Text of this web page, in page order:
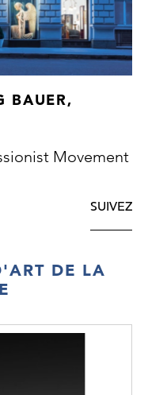
BAUER,
Movement
SUIVEZ
DE LA